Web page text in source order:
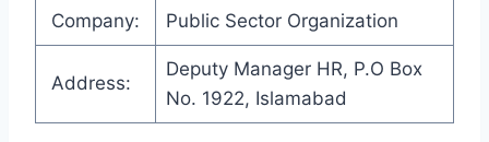
Company: Public Sector Organization
Address:
Deputy Manager HR, P.O Box
No. 1922, Islamabad